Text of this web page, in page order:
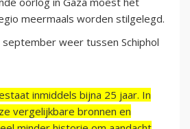
meermaals worden stilgelegd.
weer tussen Schiphol
inmiddels bijna 25 jaar. In
vergelijkbare bronnen en